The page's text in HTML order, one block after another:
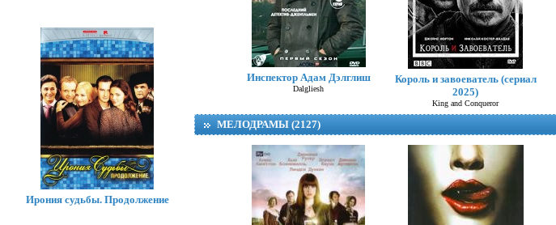
Абсурд
Инспектор Адам Дэлглиш
Dalgliesh
Король и завоеватель (сериал
2025)
King and Conqueror
МЕЛОДРАМЫ (2127)
Ирония судьбы. Продолжение